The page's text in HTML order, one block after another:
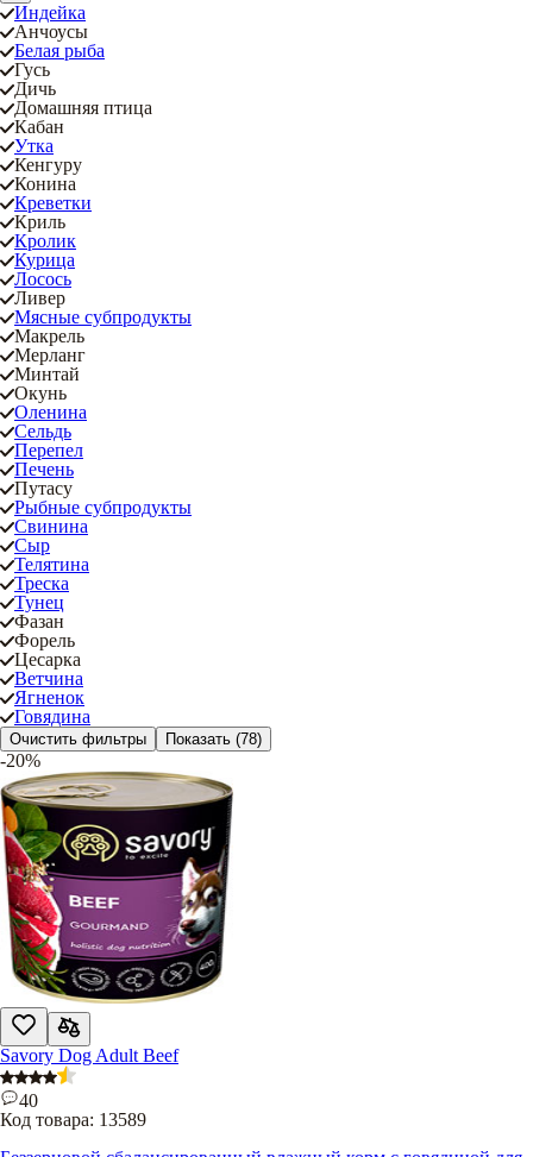
Индейка
Анчоусы
Белая рыба
Гусь
Дичь
Домашняя птица
Кабан
Утка
Кенгуру
Конина
Креветки
Криль
Кролик
Курица
Лосось
Ливер
Мясные субпродукты
Макрель
Мерланг
Минтай
Окунь
Оленина
Сельдь
Перепел
Печень
Путасу
Рыбные субпродукты
Свинина
Сыр
Телятина
Треска
Тунец
Фазан
Форель
Цесарка
Ветчина
Ягненок
Говядина
Очистить фильтры Показать (78)
-20%
Savory Dog Adult Beef
40
Код товара: 13589